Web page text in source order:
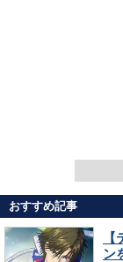
おすすめ記事
ン